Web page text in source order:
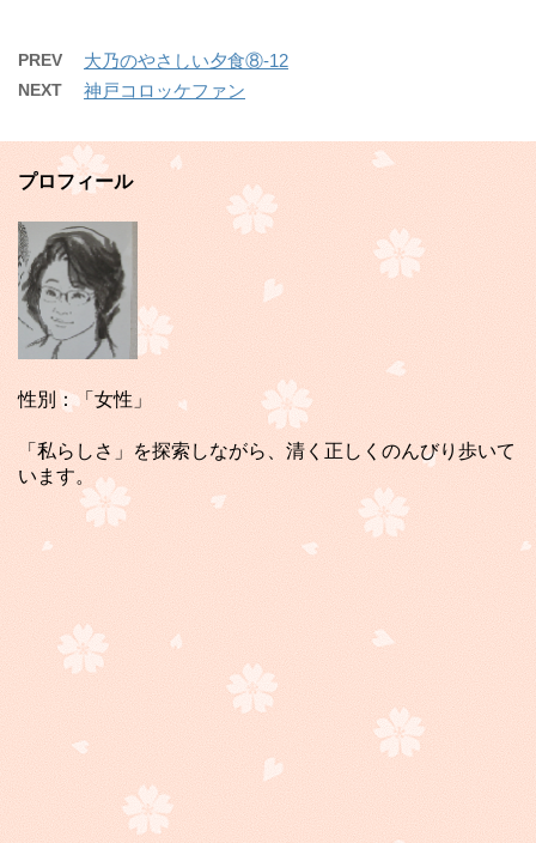
PREV 大乃のやさしい夕食⑧-12
NEXT 神戸コロッケファン
プロフィール
性別：「女性」
「私らしさ」を探索しながら、清く正しくのんびり歩いて
います。